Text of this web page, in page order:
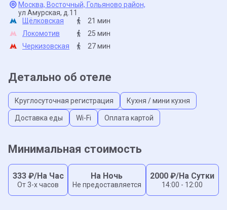
Детально об отеле
Круглосуточная регистрация Кухня / мини кухня
Доставка еды Wi-Fi Оплата картой
Москва, Восточный, Гольяново район,
ул Амурская, д.11
Щёлковская
21 мин
Локомотив
25 мин
Черкизовская
27 мин
Минимальная стоимость
333₽/На Час
От 3-x часов
На Ночь
Не предоставляется
2000 ₽/На Сутки
14:00 - 12:00